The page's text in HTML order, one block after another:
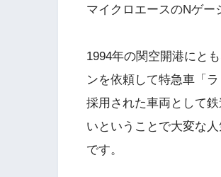
マイクロエースのNゲー
1994年の関空開港にと
ンを依頼して特急車「
採用された車両として
いということで大変な
です。